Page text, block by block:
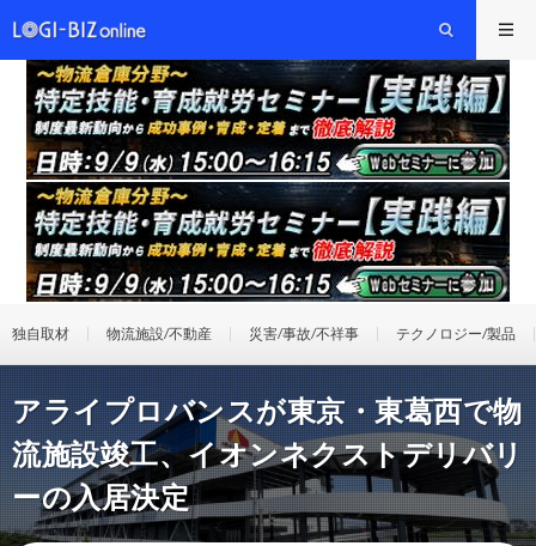
独自取材 物流施設/不動産 災害/事故/不祥事 テクノロジー/製品
アライプロバンスが東京・東葛西で物
流施設竣工、イオンネクストデリバリ
ーの入居決定